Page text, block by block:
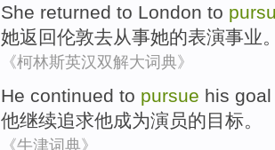
She returned to London to
她返回伦敦去从事她的表演事业
《柯林斯英汉双解大词典》
He continued to pursue his goal
他继续追求他成为演员的目标。
《牛津词典》